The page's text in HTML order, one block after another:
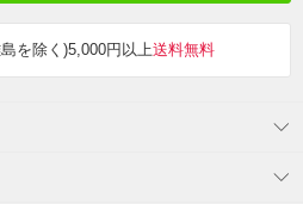
を除く)5,000円以上送料無料